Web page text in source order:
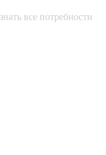
все потребности